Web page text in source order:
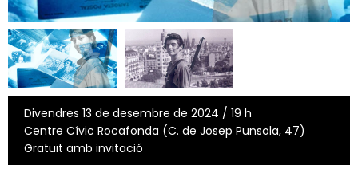
Divendres 13 de desembre de 2024 / 19 h
Centre Cívic Rocafonda (C. de Josep Punsola, 47)
Gratuït amb invitació